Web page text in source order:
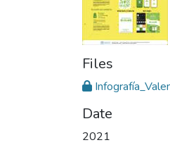
Files
Date
2021